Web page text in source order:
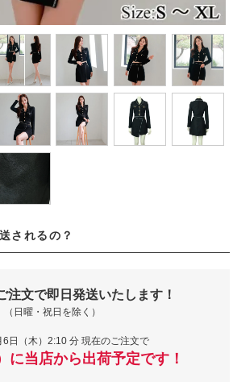
されるの？
注文で即日発送いたします！
（日曜・祝日を除く）
6日（木）2:10 分 現在のご注文で
に当店から出荷予定です！